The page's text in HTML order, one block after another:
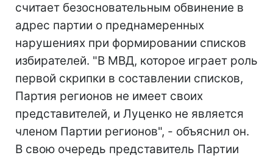
считает безосновательным обвинение в
адрес партии о преднамеренных
нарушениях при формировании списков
избирателей. "В МВД, которое играет роль
первой скрипки в составлении списков,
Партия регионов не имеет своих
представителей, и Луценко не является
членом Партии регионов", - объяснил он.
В свою очередь представитель Партии